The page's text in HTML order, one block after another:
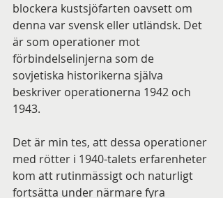
blockera kustsjöfarten oavsett om
denna var svensk eller utländsk. Det
är som operationer mot
förbindelselinjerna som de
sovjetiska historikerna själva
beskriver operationerna 1942 och
1943.
Det är min tes, att dessa operationer
med rötter i 1940-talets erfarenheter
kom att rutinmässigt och naturligt
fortsätta under närmare fyra